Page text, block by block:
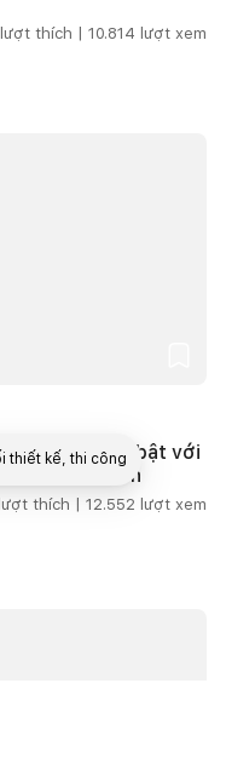
lượt thích | 10.814 lượt xem
Đắk Lắk nổi bật với
thiên nhiên
lượt thích | 12.552 lượt xem
thiết kế, thi công